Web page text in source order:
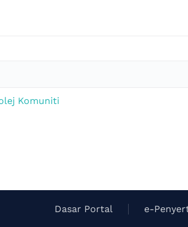
Komuniti
Dasar Portal e-